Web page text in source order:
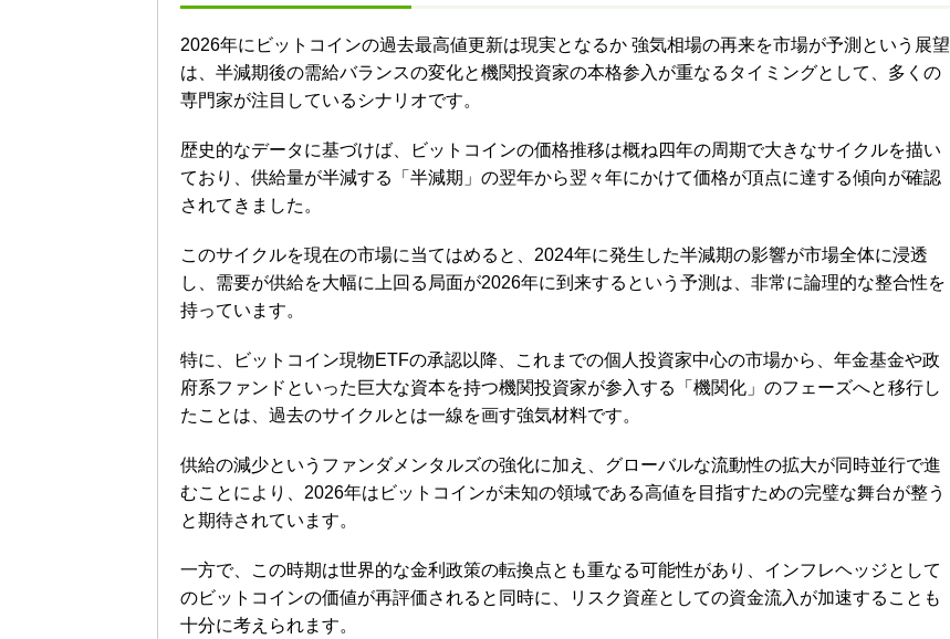
2026年にビットコインの過去最高値更新は現実となるか 強気相場の再来を市場が予測という展望
は、半減期後の需給バランスの変化と機関投資家の本格参入が重なるタイミングとして、多くの
専門家が注目しているシナリオです。
歴史的なデータに基づけば、ビットコインの価格推移は概ね四年の周期で大きなサイクルを描い
ており、供給量が半減する「半減期」の翌年から翌々年にかけて価格が頂点に達する傾向が確認
されてきました。
このサイクルを現在の市場に当てはめると、2024年に発生した半減期の影響が市場全体に浸透
し、需要が供給を大幅に上回る局面が2026年に到来するという予測は、非常に論理的な整合性を
持っています。
特に、ビットコイン現物ETFの承認以降、これまでの個人投資家中心の市場から、年金基金や政
府系ファンドといった巨大な資本を持つ機関投資家が参入する「機関化」のフェーズへと移行し
たことは、過去のサイクルとは一線を画す強気材料です。
供給の減少というファンダメンタルズの強化に加え、グローバルな流動性の拡大が同時並行で進
むことにより、2026年はビットコインが未知の領域である高値を目指すための完璧な舞台が整う
と期待されています。
一方で、この時期は世界的な金利政策の転換点とも重なる可能性があり、インフレヘッジとして
のビットコインの価値が再評価されると同時に、リスク資産としての資金流入が加速することも
十分に考えられます。